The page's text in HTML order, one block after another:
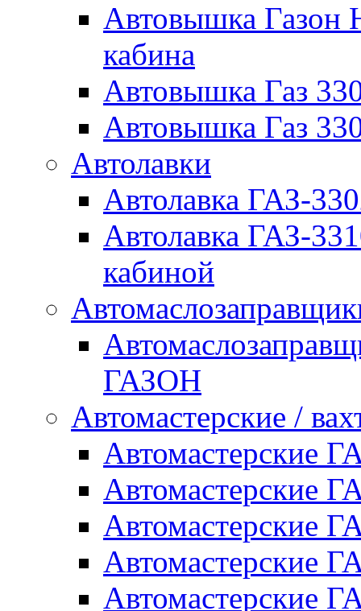
Автовышка Газон
кабина
Автовышка Газ
Автовышка Газ
Автолавки
Автолавка ГАЗ-
Автолавка ГАЗ-
кабиной
ГАЗОН
Автомастерские /
Автомастерские
Автомастерские
Автомастерские
Автомастерские